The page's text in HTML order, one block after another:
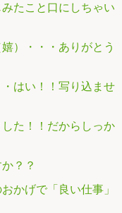
たこと口にしちゃい
）・・・ありがとう
はい！！写り込ませ
た！！だからしっか
？？
かげで「良い仕事」